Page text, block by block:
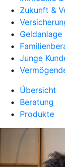
Zukunft &
Geldanlage
Junge
Übersicht
Beratung
Produkte